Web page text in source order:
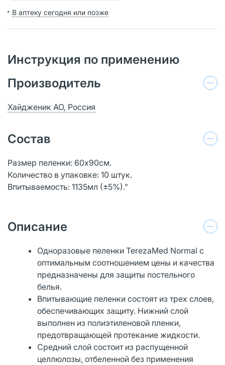
В аптеку сегодня или позже
Инструкция по применению
Производитель
Хайдженик АО, Россия
Состав
Размер пеленки: 60х90см.
Количество в упаковке: 10 штук.
Впитываемость: 1135мл (±5%)."
Описание
Одноразовые пеленки TerezaMed Normal с
оптимальным соотношением цены и качества
предназначены для защиты постельного
белья.
Впитывающие пеленки состоят из трех слоев,
обеспечивающих защиту. Нижний слой
выполнен из полиэтиленовой пленки,
предотвращающей протекание жидкости.
Средний слой состоит из распущенной
целлюлозы, отбеленной без применения